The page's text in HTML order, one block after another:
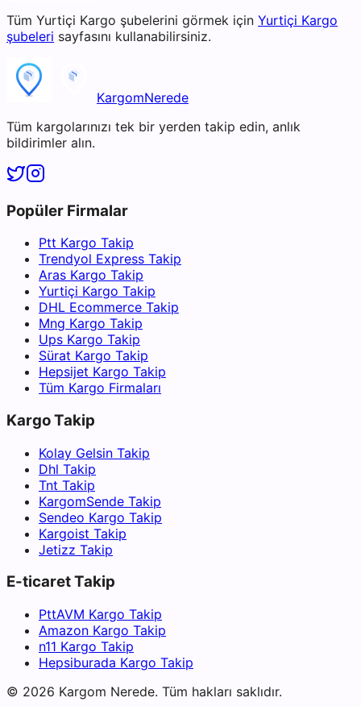
Tüm Yurtiçi Kargo şubelerini görmek için Yurtiçi Kargo
şubeleri sayfasını kullanabilirsiniz.
KargomNerede
Tüm kargolarınızı tek bir yerden takip edin, anlık
bildirimler alın.
Popüler Firmalar
Ptt Kargo Takip
Trendyol Express Takip
Aras Kargo Takip
Yurtiçi Kargo Takip
DHL Ecommerce Takip
Mng Kargo Takip
Ups Kargo Takip
Sürat Kargo Takip
Hepsijet Kargo Takip
Tüm Kargo Firmaları
Kargo Takip
Kolay Gelsin Takip
Dhl Takip
Tnt Takip
KargomSende Takip
Sendeo Kargo Takip
Kargoist Takip
Jetizz Takip
E-ticaret Takip
PttAVM Kargo Takip
Amazon Kargo Takip
n11 Kargo Takip
Hepsiburada Kargo Takip
© 2026 Kargom Nerede. Tüm hakları saklıdır.